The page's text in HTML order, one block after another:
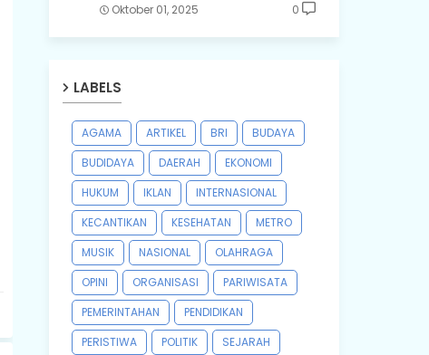
Oktober 01, 2025 0
LABELS
AGAMA ARTIKEL BRI
BUDAYA
BUDIDAYA
DAERAH
EKONOMI
HUKUM
IKLAN
INTERNASIONAL
KECANTIKAN
KESEHATAN
METRO
MUSIK
NASIONAL
OLAHRAGA
OPINI
ORGANISASI
PARIWISATA
PEMERINTAHAN
PENDIDIKAN
PERISTIWA
POLITIK
SEJARAH